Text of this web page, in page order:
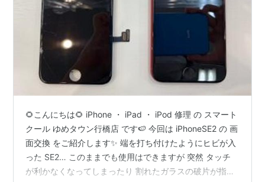
🌻こんにちは🌻 iPhone ・ iPad ・ iPod 修理 の スマート
クール ゆめタウン行橋店 です🍉 今回は iPhoneSE2 の 画
面交換 をご紹介します✨ 端を打ち付けたようにヒビが入
った SE2… このままでも使用はできますが 突然 タッチ
が利かなくなってしまったり 割れたガラスの破片が指に